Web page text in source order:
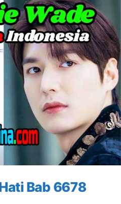
Bab 6678